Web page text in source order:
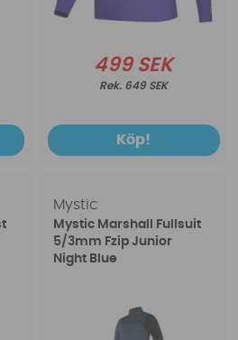
499 SEK
649 SEK
Köp!
Mystic
Mystic Marshall Fullsuit
5/3mm Fzip Junior
Night Blue